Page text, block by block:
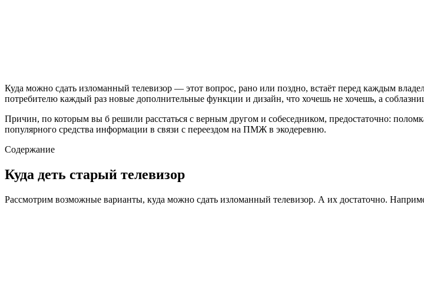
Куда можно сдать изломанный телевизор — этот вопрос, рано или поздно, встаёт перед каждым
потребителю каждый раз новые дополнительные функции и дизайн, что хочешь не хочешь, а
Причин, по которым вы б решили расстаться с верным другом и собеседником, предостаточно:
популярного средства информации в связи с переездом на ПМЖ в экодеревню.
Содержание
Куда деть старый телевизор
Рассмотрим возможные варианты, куда можно сдать изломанный телевизор. А их достаточно.